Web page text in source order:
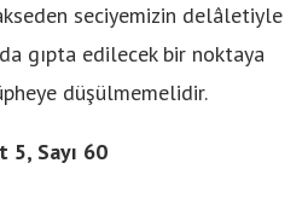
seciyemizin delâletiyle
gıpta edilecek bir noktaya
düşülmemelidir.
5, Sayı 60